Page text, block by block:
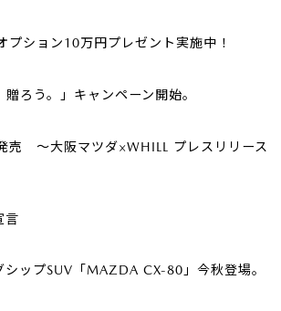
プション10万円プレゼント実施中！
ろう。」キャンペーン開始。
売 ～大阪マツダ×WHILL プレスリリース
言
シップSUV「MAZDA CX-80」今秋登場。